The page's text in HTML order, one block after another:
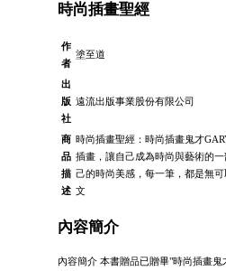
時尚插畫聖經
作
者
塗至道
出
版
社
遠流出版事業股份有限公司
商
品
描
述
時尚插畫聖經：時尚插畫鬼才
插畫，讓自己成為時尚與藝術的
己的時尚美感，每一筆，都是無
文
內容簡介
內容簡介 本書贈品已贈畢"時尚插畫鬼